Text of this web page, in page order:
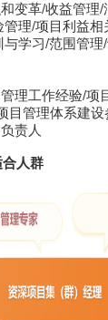
革/收益管理/
理/项目利益
学习/范围管
理工作经验/项
目管理体系建
责人
人群